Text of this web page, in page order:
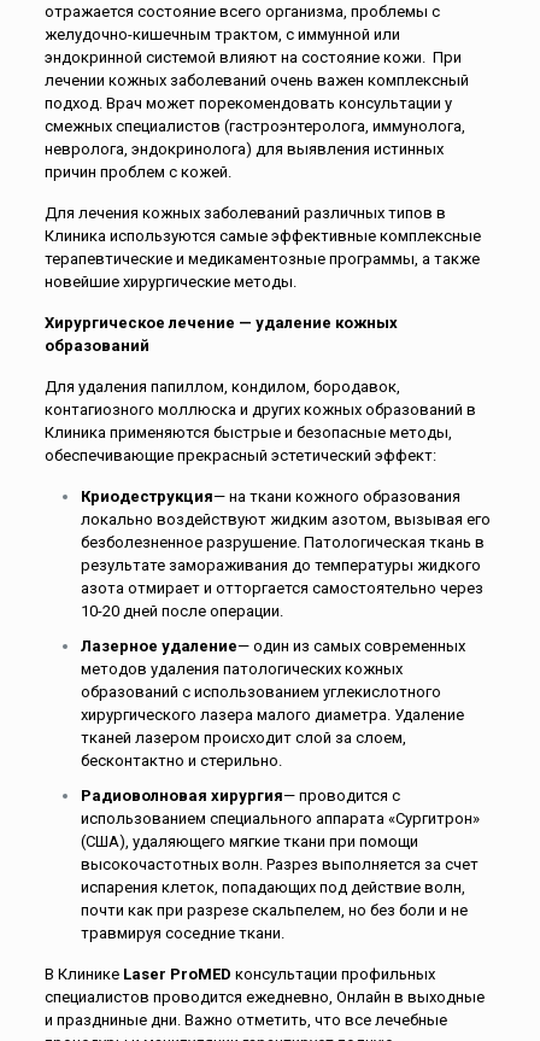
отражается состояние всего организма, проблемы с
желудочно-кишечным трактом, с иммунной или
эндокринной системой влияют на состояние кожи. При
лечении кожных заболеваний очень важен комплексный
подход. Врач может порекомендовать консультации у
смежных специалистов (гастроэнтеролога, иммунолога,
невролога, эндокринолога) для выявления истинных
причин проблем с кожей.
Для лечения кожных заболеваний различных типов в
Клиника используются самые эффективные комплексные
терапевтические и медикаментозные программы, а также
новейшие хирургические методы.
Хирургическое лечение — удаление кожных
образований
Для удаления папиллом, кондилом, бородавок,
контагиозного моллюска и других кожных образований в
Клиника применяются быстрые и безопасные методы,
обеспечивающие прекрасный эстетический эффект:
Криодеструкция— на ткани кожного образования
локально воздействуют жидким азотом, вызывая его
безболезненное разрушение. Патологическая ткань в
результате замораживания до температуры жидкого
азота отмирает и отторгается самостоятельно через
10-20 дней после операции.
Лазерное удаление— один из самых современных
методов удаления патологических кожных
образований с использованием углекислотного
хирургического лазера малого диаметра. Удаление
тканей лазером происходит слой за слоем,
бесконтактно и стерильно.
Радиоволновая хирургия— проводится с
использованием специального аппарата «Сургитрон»
(США), удаляющего мягкие ткани при помощи
высокочастотных волн. Разрез выполняется за счет
испарения клеток, попадающих под действие волн,
почти как при разрезе скальпелем, но без боли и не
травмируя соседние ткани.
В Клинике Laser ProMED консультации профильных
специалистов проводится ежедневно, Онлайн в выходные
и праздниные дни. Важно отметить, что все лечебные